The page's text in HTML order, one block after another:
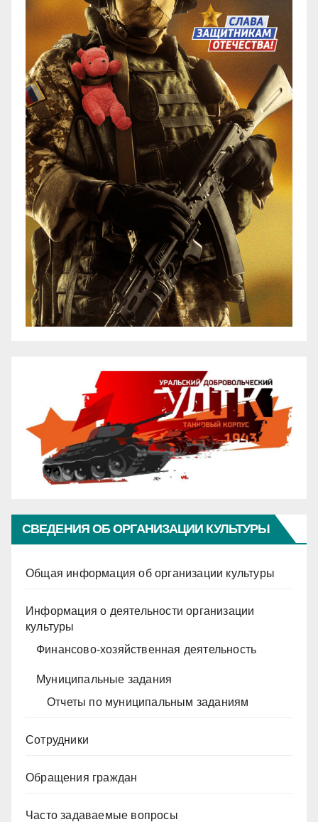
СВЕДЕНИЯ ОБ ОРГАНИЗАЦИИ КУЛЬТУРЫ
Общая информация об организации культуры
Информация о деятельности организации
культуры
Финансово-хозяйственная деятельность
Муниципальные задания
Отчеты по муниципальным заданиям
Сотрудники
Обращения граждан
Часто задаваемые вопросы